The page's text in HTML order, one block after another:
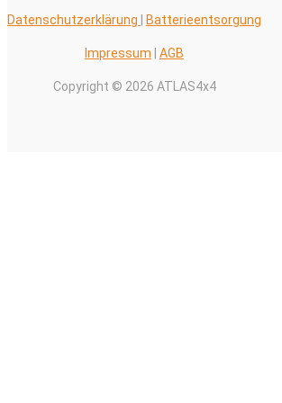
Datenschutzerklärung Batterieentsorgung
Impressum AGB
Copyright © 2026 ATLAS4x4